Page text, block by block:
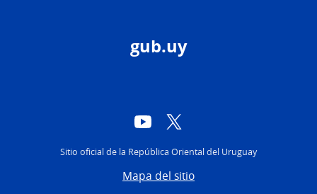
gub.uy
YouTube
Sitio oficial de la República Oriental del Uruguay
Mapa del sitio